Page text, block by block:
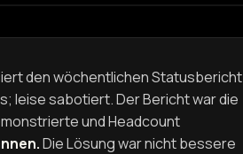
den wöchentlichen Statusbericht
leise sabotiert. Der Bericht war die
und Headcount
Die Lösung war nicht bessere